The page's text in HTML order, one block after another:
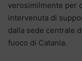
verosimilmente per
intervenuta di
dalla sede centrale
fuoco di Catania.